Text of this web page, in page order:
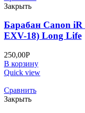
Закрыть
Барабан Canon iR
EXV-18) Long Life
250,00Р
В корзину
Quick view
Сравнить
Закрыть